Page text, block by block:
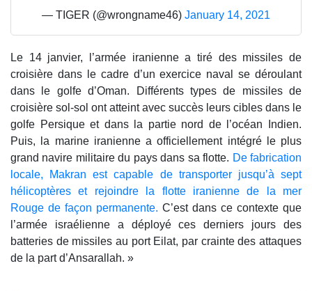
— TIGER (@wrongname46) January 14, 2021
Le 14 janvier, l’armée iranienne a tiré des missiles de
croisière dans le cadre d’un exercice naval se déroulant
dans le golfe d’Oman. Différents types de missiles de
croisière sol-sol ont atteint avec succès leurs cibles dans le
golfe Persique et dans la partie nord de l’océan Indien.
Puis, la marine iranienne a officiellement intégré le plus
grand navire militaire du pays dans sa flotte. De fabrication
locale, Makran est capable de transporter jusqu’à sept
hélicoptères et rejoindre la flotte iranienne de la mer
Rouge de façon permanente. C’est dans ce contexte que
l’armée israélienne a déployé ces derniers jours des
batteries de missiles au port Eilat, par crainte des attaques
de la part d’Ansarallah. »